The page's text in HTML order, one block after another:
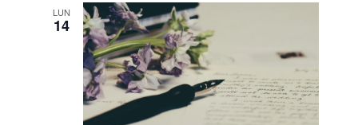
LUN
14